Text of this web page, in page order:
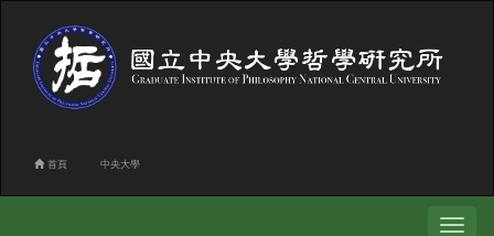
首頁 中央大學
Toggle